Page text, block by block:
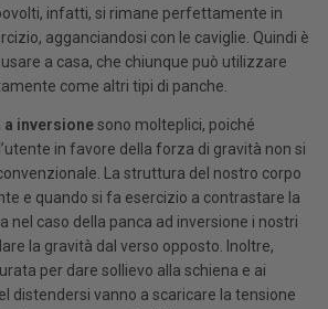
infatti, si rimane perfettamente in
agganciandosi con le caviglie. Quindi è
a casa, che chiunque può utilizzare
come altri tipi di panche.
a inversionesono molteplici, poiché
in favore della forza di gravità non si
La struttura del nostro corpo
e quando si fa esercizio a contrastare la
nel caso della panca ad inversione i nostri
la gravità dal verso opposto. Inoltre,
per dare sollievo alla schiena e ai
distendersi vanno a scaricare la tensione